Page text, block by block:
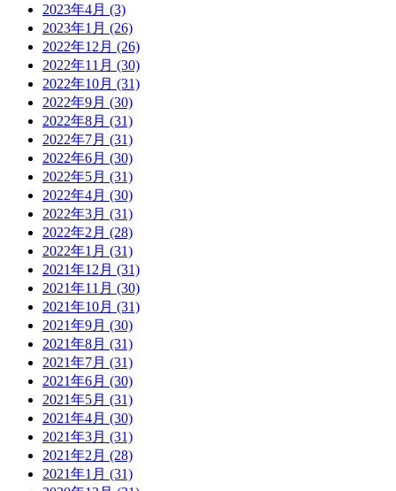
2023年4月 (3)
2023年1月 (26)
2022年12月 (26)
2022年11月 (30)
2022年10月 (31)
2022年9月 (30)
2022年8月 (31)
2022年7月 (31)
2022年6月 (30)
2022年5月 (31)
2022年4月 (30)
2022年3月 (31)
2022年2月 (28)
2022年1月 (31)
2021年12月 (31)
2021年11月 (30)
2021年10月 (31)
2021年9月 (30)
2021年8月 (31)
2021年7月 (31)
2021年6月 (30)
2021年5月 (31)
2021年4月 (30)
2021年3月 (31)
2021年2月 (28)
2021年1月 (31)